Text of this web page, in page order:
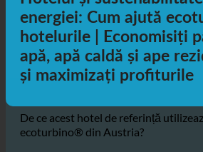
Hotelul și
energiei: Cum ajută
hotelurile | Economisiți
apă, apă caldă și ape
și maximizați profiturile